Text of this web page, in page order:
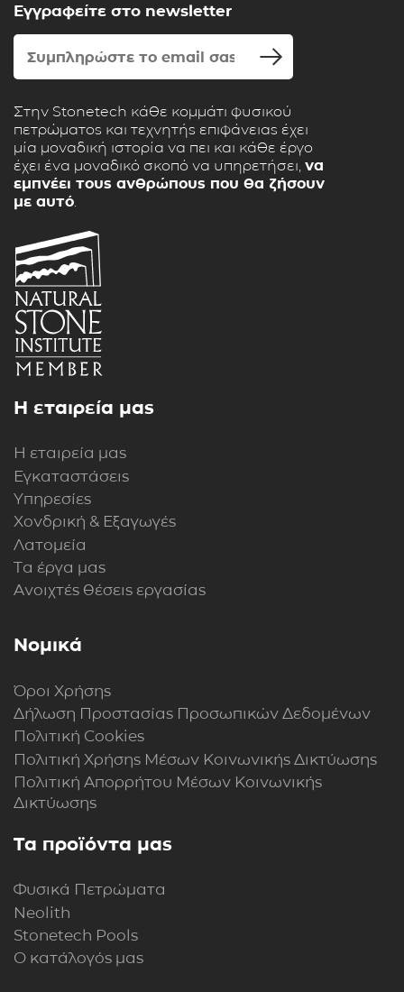
Εγγραφείτε στο newsletter
Στην Stonetech κάθε κομμάτι φυσικού
πετρώματος και τεχνητής επιφάνειας έχει
μία μοναδική ιστορία να πει και κάθε έργο
έχει ένα μοναδικό σκοπό να υπηρετήσει, να
εμπνέει τους ανθρώπους που θα ζήσουν
με αυτό.
Η εταιρεία μας
Η εταιρεία μας
Εγκαταστάσεις
Υπηρεσίες
Χονδρική & Εξαγωγές
Λατομεία
Τα έργα μας
Ανοιχτές θέσεις εργασίας
Νομικά
Όροι Χρήσης
Δήλωση Προστασίας Προσωπικών Δεδομένων
Πολιτική Cookies
Πολιτική Xρήσης Mέσων Kοινωνικής Δικτύωσης
Πολιτική Απορρήτου Μέσων Κοινωνικής
Δικτύωσης
Τα προϊόντα μας
Φυσικά Πετρώματα
Neolith
Stonetech Pools
Ο κατάλογός μας